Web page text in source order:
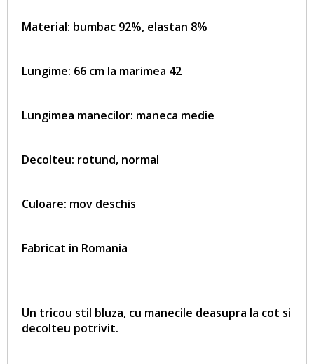
Material: bumbac 92%, elastan 8%
Lungime: 66 cm la marimea 42
Lungimea manecilor: maneca medie
Decolteu: rotund, normal
Culoare: mov deschis
Fabricat in Romania
Un tricou stil bluza, cu manecile deasupra la cot si
decolteu potrivit.